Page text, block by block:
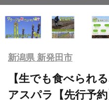
新潟県 新発田市
【生でも食べられ
アスパラ【先行予